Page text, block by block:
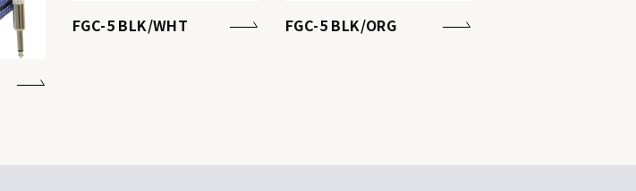
FGC-5 BLK/WHT FGC-5 BLK/ORG